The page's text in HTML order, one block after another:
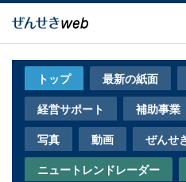
メ
トップ 最新の紙面
経営サポート
補助事業
写真
動画
ぜんせ
ニュートレンドレーダー